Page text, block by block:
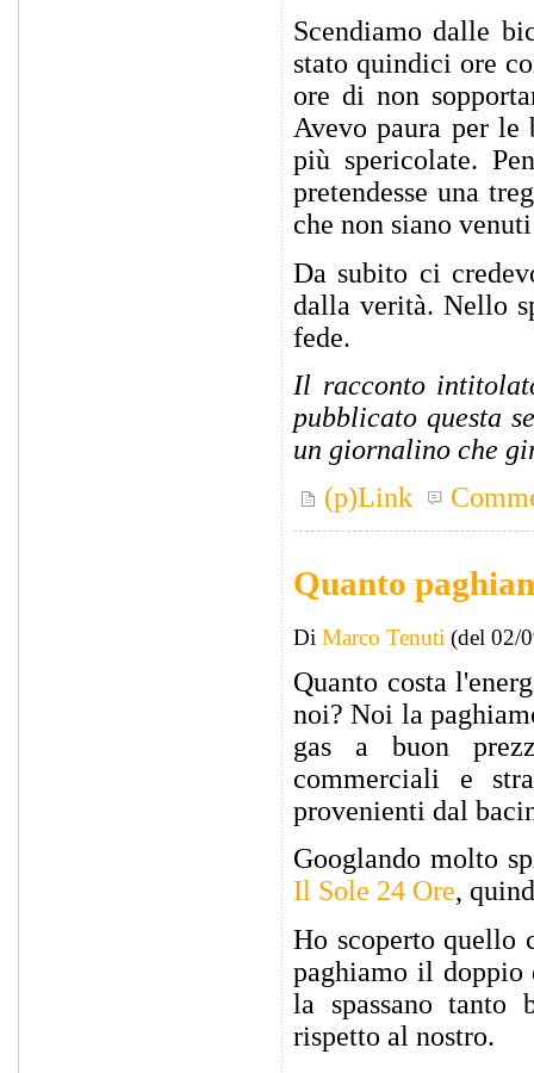
Scendiamo dalle
stato quindici ore
ore di non
Avevo paura per le
più spericolate.
pretendesse una
che non siano
Da subito ci
dalla verità. Nello
fede.
Il racconto
pubblicato questa
un giornalino che
(p)Link
Quanto
Di Marco Tenuti (del 02/
Quanto costa
noi? Noi la
gas a buon
commerciali e
provenienti dal
Googlando molto
Il Sole 24 Ore,
Ho scoperto quello
paghiamo il doppio
la spassano tanto
rispetto al nostro.